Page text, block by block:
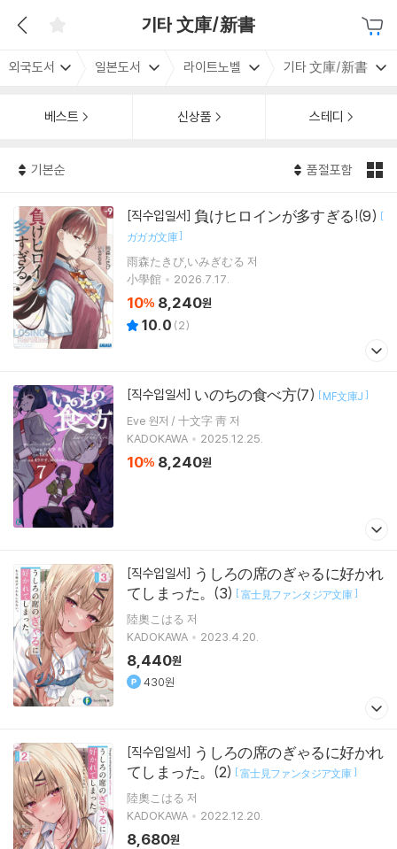
기타 文庫/新書
외국도서 일본도서 라이트노벨 기타 文庫/新書
베스트 신상품 스테디
기본순 품절포함
[직수입일서] 負けヒロインが多すぎる!(9) [
ガガガ文庫]
雨森たきび,いみぎむる 저
小學館
2026.7.17.
10% 8,240원
10.0 (2)
[직수입일서] いのちの食べ方(7) [MF文庫J ]
Eve 원저 / 十文字 靑 저
KADOKAWA
2025.12.25.
10% 8,240원
[직수입일서]
てしまった。(3) [富士見ファンタジア文庫]
陸奧こはる 저
KADOKAWA
2023.4.20.
8,440원
430원
[직수입일서]
てしまった。(2) [富士見ファンタジア文庫]
陸奧こはる 저
KADOKAWA
2022.12.20.
8,680원